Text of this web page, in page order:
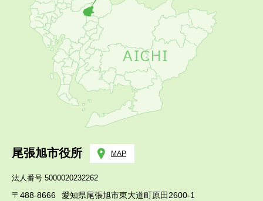
尾張旭市役所 MAP
法人番号 5000020232262
〒488-8666 愛知県尾張旭市東大道町原田2600-1